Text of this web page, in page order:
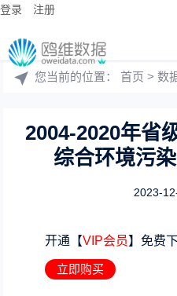
登录 注册
您当前的位置：首页 >数
2004-2020年省
综合环境污
2023-
开通【VIP会员】免费
立即购买